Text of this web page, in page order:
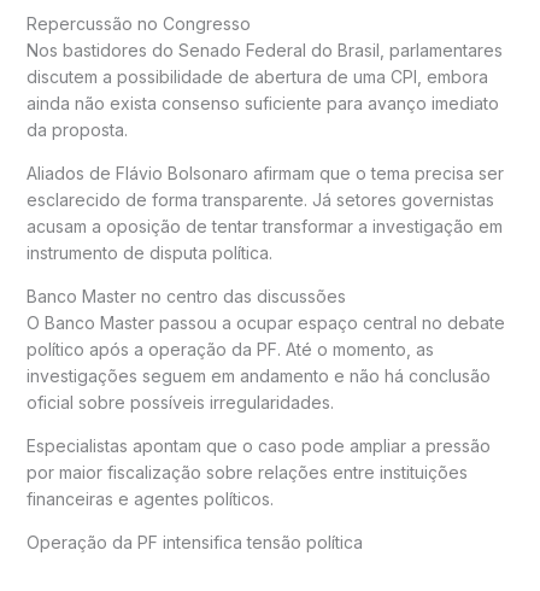
Repercussão no Congresso
Nos bastidores do Senado Federal do Brasil , parlamentares
discutem a possibilidade de abertura de uma CPI, embora
ainda não exista consenso suficiente para avanço imediato
da proposta.
Aliados de Flávio Bolsonaro afirmam que o tema precisa ser
esclarecido de forma transparente. Já setores governistas
acusam a oposição de tentar transformar a investigação em
instrumento de disputa política.
Banco Master no centro das discussões
O Banco Master passou a ocupar espaço central no debate
político após a operação da PF. Até o momento, as
investigações seguem em andamento e não há conclusão
oficial sobre possíveis irregularidades.
Especialistas apontam que o caso pode ampliar a pressão
por maior fiscalização sobre relações entre instituições
financeiras e agentes políticos.
Operação da PF intensifica tensão política